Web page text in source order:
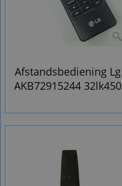
Afstandsbediening Lg
AKB72915244 32lk450